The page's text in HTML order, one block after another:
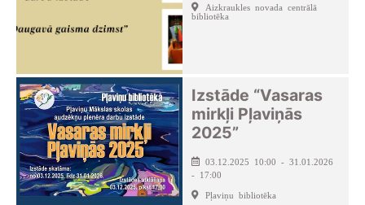
Aizkraukles novada centrālā
bibliotēka
Izstāde “Vasaras
mirkļi Pļaviņās
2025”
03.12.2025 10:00 - 31.01.2026
- 17:00
Pļaviņu bibliotēka